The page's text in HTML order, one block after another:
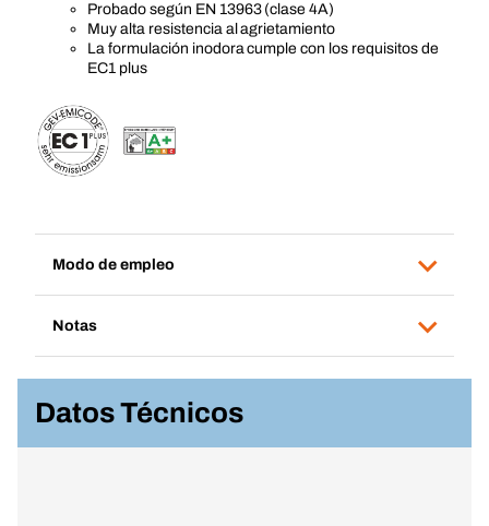
Probado según EN 13963 (clase 4A)
Muy alta resistencia al agrietamiento
La formulación inodora cumple con los requisitos de
EC1 plus
Modo de empleo
Notas
Datos Técnicos